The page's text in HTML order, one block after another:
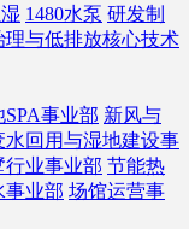
1480水泵 研发制
理与低排放核心技术
SPA事业部 新风与
水回用与湿地建设事
行业事业部 节能热
事业部 场馆运营事